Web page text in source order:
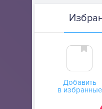
Добавить
в избранные